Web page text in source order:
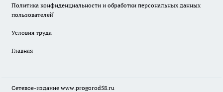
Политика конфиденциальности и обработки персональных данных
пользователей̆
Условия труда
Главная
Сетевое-издание www.progorod58.ru